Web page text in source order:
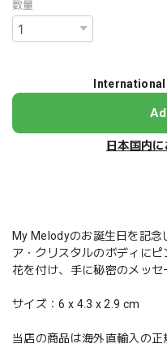
数量
日本国内
My Melodyのお誕生日を記
ア・クリスタルのボディに
花を付け、手に秘密のメッセ
サイズ：6 x 4.3 x 2.9 cm
当店の商品は海外直輸入の正